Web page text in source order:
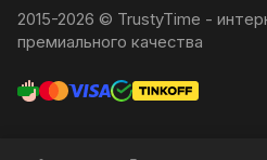
2015-2026 © TrustyTime -
премиального качества